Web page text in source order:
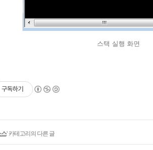
스택 실행 화면
구독하기
' 카테고리의 다른 글